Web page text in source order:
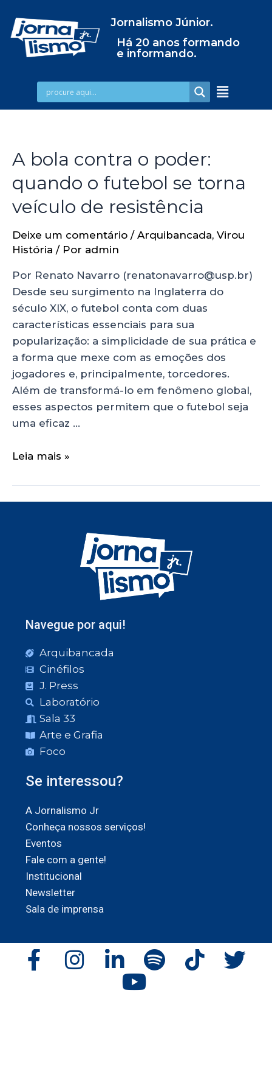
Jornalismo Júnior.
Há 20 anos formando
e informando.
A bola contra o poder:
quando o futebol se torna
veículo de resistência
Deixe um comentário / Arquibancada, Virou
História / Por admin
Por Renato Navarro (renatonavarro@usp.br)
Desde seu surgimento na Inglaterra do
século XIX, o futebol conta com duas
características essenciais para sua
popularização: a simplicidade de sua prática e
a forma que mexe com as emoções dos
jogadores e, principalmente, torcedores.
Além de transformá-lo em fenômeno global,
esses aspectos permitem que o futebol seja
uma eficaz …
Leia mais »
Navegue por aqui!
Arquibancada
Cinéfilos
J. Press
Laboratório
Sala 33
Arte e Grafia
Foco
Se interessou?
A Jornalismo Jr
Conheça nossos serviços!
Eventos
Fale com a gente!
Institucional
Newsletter
Sala de imprensa